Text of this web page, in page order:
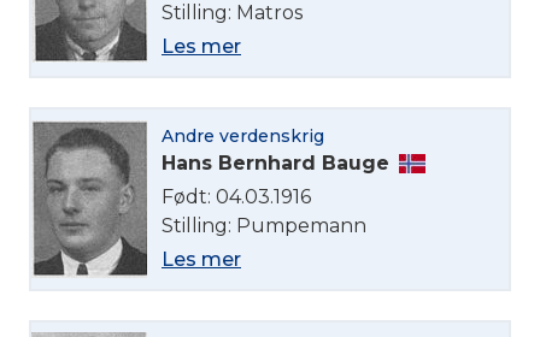
Stilling: Matros
Les mer
Andre verdenskrig
Hans Bernhard Bauge
Født: 04.03.1916
Stilling: Pumpemann
Les mer